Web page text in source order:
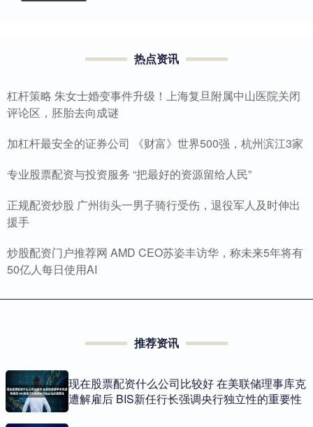
热点资讯
杠杆策略 朱女士婚变事件升级！上海复旦附属中山医院关闭
评论区，胚胎去向成谜
加杠杆最安全的证券公司 《财富》世界500强，杭州滨江3家
专业股票配资与投资服务 “把最好的资源留给人民”
正规配资炒股 广州街头一男子骑行受伤，退役军人及时伸出
援手
炒股配资门户推荐网 AMD CEO苏姿丰访华，称未来5年将有
50亿人每日使用AI
推荐资讯
现在股票配资什么公司比较好 在美联储理事库克
遭解雇后 BIS新任行长强调央行独立性的重要性